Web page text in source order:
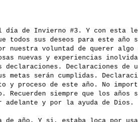
día de Invierno #3. Y con esta
todos sus deseos para este año
nuestra voluntad de querer algo
nuevas y experiencias
declaraciones. Declaraciones de
metas serán cumplidas.
y proceso de este año. No
Recuerden siempre que los años
adelante y por la ayuda de Dios.